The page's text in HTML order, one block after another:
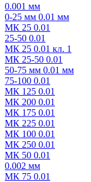
0.001 мм
0-25 мм 0.01 мм
МК 25 0.01
25-50 0.01
МК 25 0.01 кл. 1
МК 25-50 0.01
50-75 мм 0.01 мм
75-100 0.01
МК 125 0.01
МК 200 0.01
МК 175 0.01
МК 225 0.01
МК 100 0.01
МК 250 0.01
МК 50 0.01
0.002 мм
МК 75 0.01